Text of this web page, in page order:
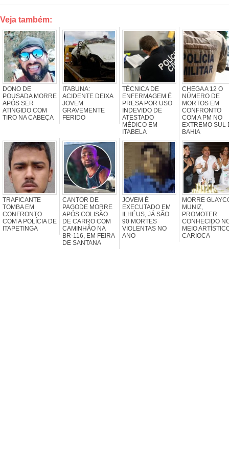
Veja também:
DONO DE
POUSADA MORRE
APÓS SER
ATINGIDO COM
TIRO NA CABEÇA
ITABUNA:
ACIDENTE DEIXA
JOVEM
GRAVEMENTE
FERIDO
TÉCNICA DE
ENFERMAGEM É
PRESA POR USO
INDEVIDO DE
ATESTADO
MÉDICO EM
ITABELA
CHEGA A 12 O
NÚMERO DE
MORTOS EM
CONFRONTO
COM A PM NO
EXTREMO SUL
BAHIA
TRAFICANTE
TOMBA EM
CONFRONTO
COM A POLÍCIA DE
ITAPETINGA
CANTOR DE
PAGODE MORRE
APÓS COLISÃO
DE CARRO COM
CAMINHÃO NA
BR-116, EM FEIRA
DE SANTANA
JOVEM É
EXECUTADO EM
ILHÉUS, JÁ SÃO
90 MORTES
VIOLENTAS NO
ANO
MORRE
MUNIZ,
PROMOTER
CONHECIDO
MEIO
CARIOCA